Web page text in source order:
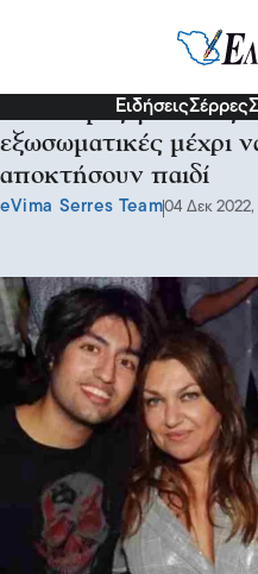
ΕιδήσειςΣέρρες
9 διάσημες γυναίκες
εξωσωματικές μέχρι
αποκτήσουν παιδί
eVima Serres Team04 Δεκ 2022,